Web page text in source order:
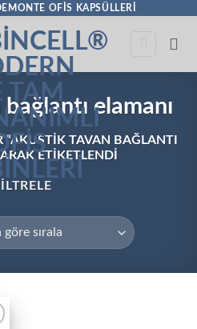
OFIS KAPSÜLLERI
elamanı
“AKUSTIK TAVAN BAĞLANTI
ETIKETLENDI